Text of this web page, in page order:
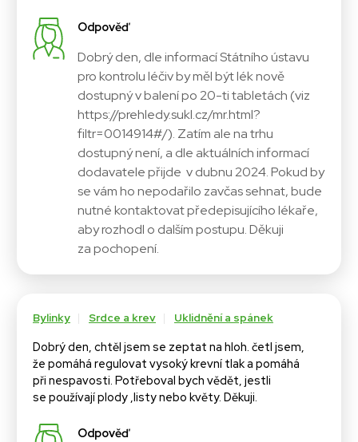
Odpověď
Dobrý den, dle informací Státního ústavu
pro kontrolu léčiv by měl být lék nově
dostupný v balení po 20-ti tabletách (viz
https://prehledy.sukl.cz/mr.html?
filtr=0014914#/). Zatím ale na trhu
dostupný není, a dle aktuálních informací
dodavatele přijde v dubnu 2024. Pokud by
se vám ho nepodařilo zavčas sehnat, bude
nutné kontaktovat předepisujícího lékaře,
aby rozhodl o dalším postupu. Děkuji
za pochopení.
Bylinky Srdce a krev Uklidnění a spánek
Dobrý den, chtěl jsem se zeptat na hloh. četl jsem,
že pomáhá regulovat vysoký krevní tlak a pomáhá
při nespavosti. Potřeboval bych vědět, jestli
se používají plody ,listy nebo květy. Děkuji.
Odpověď